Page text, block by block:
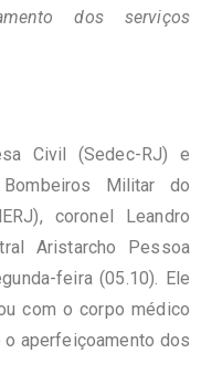
dos serviços
Civil (Sedec-RJ) e
Militar do
coronel Leandro
Aristarcho Pessoa
feira (05.10). Ele
com o corpo médico
o aperfeiçoamento dos